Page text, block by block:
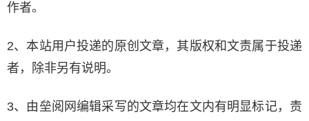
作者。
2、本站用户投递的原创文章，其版权和文责属于投递
者，除非另有说明。
3、由垒阅网编辑采写的文章均在文内有明显标记，责